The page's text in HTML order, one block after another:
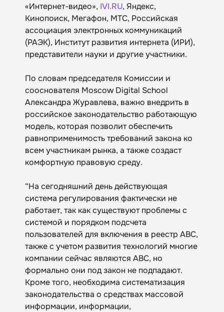
«Интернет-видео», IVI.RU, Яндекс,
Кинопоиск, Мегафон, МТС, Российская
ассоциация электронных коммуникаций
(РАЭК), Институт развития интернета (ИРИ),
представители науки и другие участники.
По словам председателя Комиссии и
сооснователя Moscow Digital School
Александра Журавлева, важно внедрить в
российское законодательство работающую
модель, которая позволит обеспечить
равноприменимость требований закона ко
всем участникам рынка, а также создаст
комфортную правовую среду.
“На сегодняшний день действующая
система регулирования фактически не
работает, так как существуют проблемы с
системой и порядком подсчета
пользователей для включения в реестр АВС,
также с учетом развития технологий многие
компании сейчас являются АВС, но
формально они под закон не подпадают.
Кроме того, необходима систематизация
законодательства о средствах массовой
информации, информации,